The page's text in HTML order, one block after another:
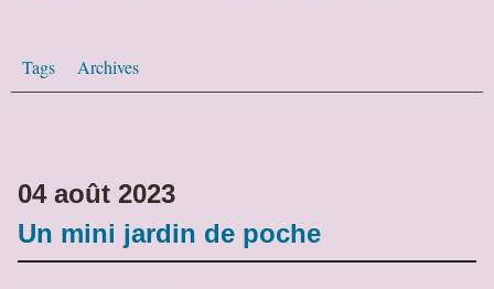
Tags Archives
04 août 2023
Un mini jardin de poche